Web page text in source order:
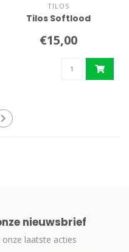
TILOS
Tilos Softlood
€15,00
nieuwsbrief
laatste acties